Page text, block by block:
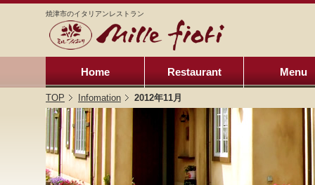
焼津市のイタリアンレストラン
Home Restaurant Menu
TOP Infomation 2012年11月